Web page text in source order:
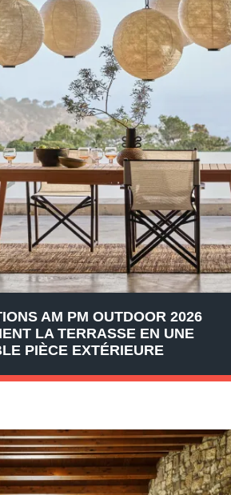
AM PM OUTDOOR 2026
LA TERRASSE EN UNE
PIÈCE EXTÉRIEURE